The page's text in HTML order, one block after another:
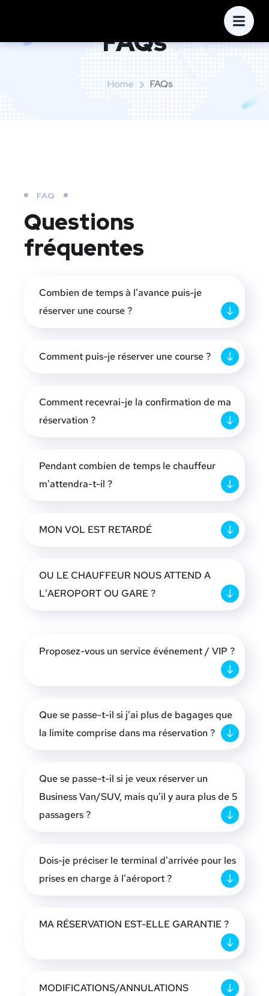
FAQs
Home FAQs
FAQ
Questions
fréquentes
Combien de temps à l'avance puis-je
réserver une course ?
Comment puis-je réserver une course ?
Comment recevrai-je la confirmation de ma
réservation ?
Pendant combien de temps le chauffeur
m'attendra-t-il ?
MON VOL EST RETARDÉ
OU LE CHAUFFEUR NOUS ATTEND A
L'AEROPORT OU GARE ?
Proposez-vous un service événement / VIP ?
Que se passe-t-il si j’ai plus de bagages que
la limite comprise dans ma réservation ?
Que se passe-t-il si je veux réserver un
Business Van/SUV, mais qu'il y aura plus de 5
passagers ?
Dois-je préciser le terminal d'arrivée pour les
prises en charge à l'aéroport ?
MA RÉSERVATION EST-ELLE GARANTIE ?
MODIFICATIONS/ANNULATIONS